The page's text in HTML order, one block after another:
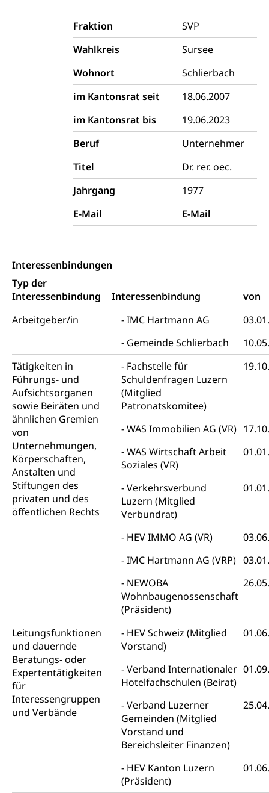
Fraktion
SVP
Wahlkreis
Sursee
Wohnort
Schlierbach
im Kantonsrat seit
18.06.2007
im Kantonsrat bis
19.06.2023
Beruf
Unternehmer
Titel
Dr. rer. oec.
Jahrgang
1977
E-Mail
E-Mail
Interessenbindungen
Typ der
Interessenbindung
Interessenbindung
von
Arbeitgeber/in
IMC Hartmann AG
Gemeinde Schlierbach
Tätigkeiten in
Führungs- und
Aufsichtsorganen
sowie Beiräten und
ähnlichen Gremien
von
Unternehmungen,
Körperschaften,
Anstalten und
Stiftungen des
privaten und des
öffentlichen Rechts
Fachstelle für
Schuldenfragen Luzern
(Mitglied
Patronatskomitee)
WAS Immobilien AG (VR)
WAS Wirtschaft Arbeit
Soziales (VR)
Verkehrsverbund
Luzern (Mitglied
Verbundrat)
HEV IMMO AG (VR)
IMC Hartmann AG (VRP)
NEWOBA
Wohnbaugenossenschaft
(Präsident)
Leitungsfunktionen
und dauernde
Beratungs- oder
Expertentätigkeiten
für
Interessengruppen
und Verbände
HEV Schweiz (Mitglied
Vorstand)
Verband Internationaler
Hotelfachschulen (Beirat)
Verband Luzerner
Gemeinden (Mitglied
Vorstand und
Bereichsleiter Finanzen)
HEV Kanton Luzern
(Präsident)
Betreibungsämter
Betreibungsverfahren
Konkursämter
Regierungsform, Stimm- und Wahlrecht,
Stimmrecht, Abstimmungen, Wahlen, politische
Parteien, Grundfreiheiten, Pluralismus
Volksrechte
Kantonale Steuern
Finanzausgleich, Einkommenssteuer, Kopfsteuer,
Personalsteuer, Haushaltssteuer, Vermögenssteuer,
Verrechnungssteuer, Quellensteuer,
Grundstückgewinnsteuer, Liegenschaftssteuer,
Handänderungssteuer, Grundsteuer, Kirchensteuer,
Gewerbesteuer, Vergnügungssteuer,
Reklameplakatsteuer, Verkehrssteuer,
Erbschaftssteuer, Schenkungssteuer, Gewinn- und
Kapitalsteuer
Steuern (Dienststelle)
Ombudsstellen
Vermittler, Vermittlungsstelle, Schlichtungsstelle,
Beschwerdestelle Spitäler
Schlichtungsstelle SEG
Rassismus
Diskriminierung, Fremdenfeindlichkeit,
Gleichberechtigung
Anlaufstelle Schutz vor Diskriminierung
(fabia)
Schutz vor Diskriminierung
Strafregister und Strafverfahren
Strafrecht, Strafrechtspflege, Gerichtsverfahren,
Strafregistereintrag, Strafregisterauszug,
Kriminalität
Strafverfahren Staatsanwaltschaft
Strafregisterauszug bestellen (EJPD)
Vormundschaft
Vormund, Amtsvormund, Mündel,
Vormundschaftsbehörde, Kindesschutz,
Jugendschutz
Kindes- und Erwachsenenschutz KESB
Kindes- und Erwachsenenschutzbehörden im
Kanton Luzern
Umwelt und Bauen
Abfall
Abfall und Entsorgung
Boden, Natur und Landschaft
Naturschutz, Umweltschutz
Natur (Dienststelle Landwirtschaft und
Wald)
Natur- und Lanschaftsschutz (GEO-Portal
Boden
Giftabfälle, Giftmüll, Schadstoffe, Giftstoffe, Störfall
Sonderabfälle und Gifte (Umweltberatung
Luzern)
Eigentum
Liegenschaft, Immobilie, Grundstück
ÖREB-Kataster
Grundeigentümerabfrage
Energie
Strom, Energieversorgung, Stromversorgung,
Energieverbrauch, Stromverbrauch, Energiequelle,
Windenergie, Wasserkraft, Sonnenenergie, fossile
Energiefachstellenkonferenz Zentralschweiz